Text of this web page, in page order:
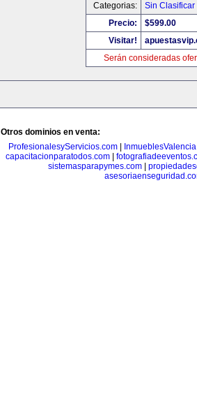
Categorias:
Sin Clasificar
Precio:
$599.00
Visitar!
Serán consideradas
Otros dominios en venta:
ProfesionalesyServicios.com|
capacitacionparatodos.com|
sistemasparapymes.com|